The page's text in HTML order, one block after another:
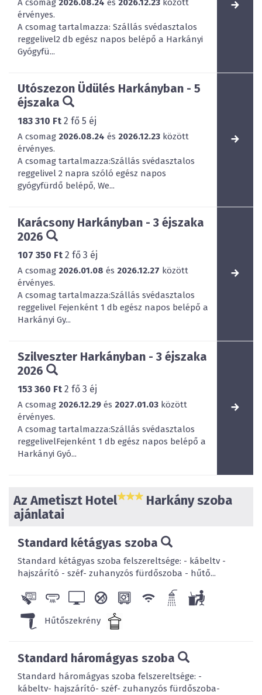
A csomag 2026.08.24 és 2026.12.23 között
érvényes.
A csomag tartalmazza: Szállás svédasztalos
reggelivel2 db egész napos belépő a Harkányi
Gyógyfü...
Utószezon Üdülés Harkányban - 5
éjszaka
183 310 Ft 2 fő 5 éj
A csomag 2026.08.24 és 2026.12.23 között
érvényes.
A csomag tartalmazza:Szállás svédasztalos
reggelivel 2 napra szóló egész napos
gyógyfürdő belépő, We...
Karácsony Harkányban - 3 éjszaka
2026
107 350 Ft 2 fő 3 éj
A csomag 2026.01.08 és 2026.12.27 között
érvényes.
A csomag tartalmazza:Szállás svédasztalos
reggelivel Fejenként 1 db egész napos belépő a
Harkányi Gy...
Szilveszter Harkányban - 3 éjszaka
2026
153 360 Ft 2 fő 3 éj
A csomag 2026.12.29 és 2027.01.03 között
érvényes.
A csomag tartalmazza:Szállás svédasztalos
reggelivelFejenként 1 db egész napos belépő a
Harkányi Gyó...
Az Ametiszt Hotel
Harkány szoba
ajánlatai
Standard kétágyas szoba
Standard kétágyas szoba felszereltsége: - kábeltv -
hajszárító - széf- zuhanyzós fürdőszoba - hűtő...
Hűtőszekrény
Standard háromágyas szoba
Standard háromágyas szoba felszereltsége: -
kábeltv- hajszárító- széf- zuhanyzós fürdőszoba-